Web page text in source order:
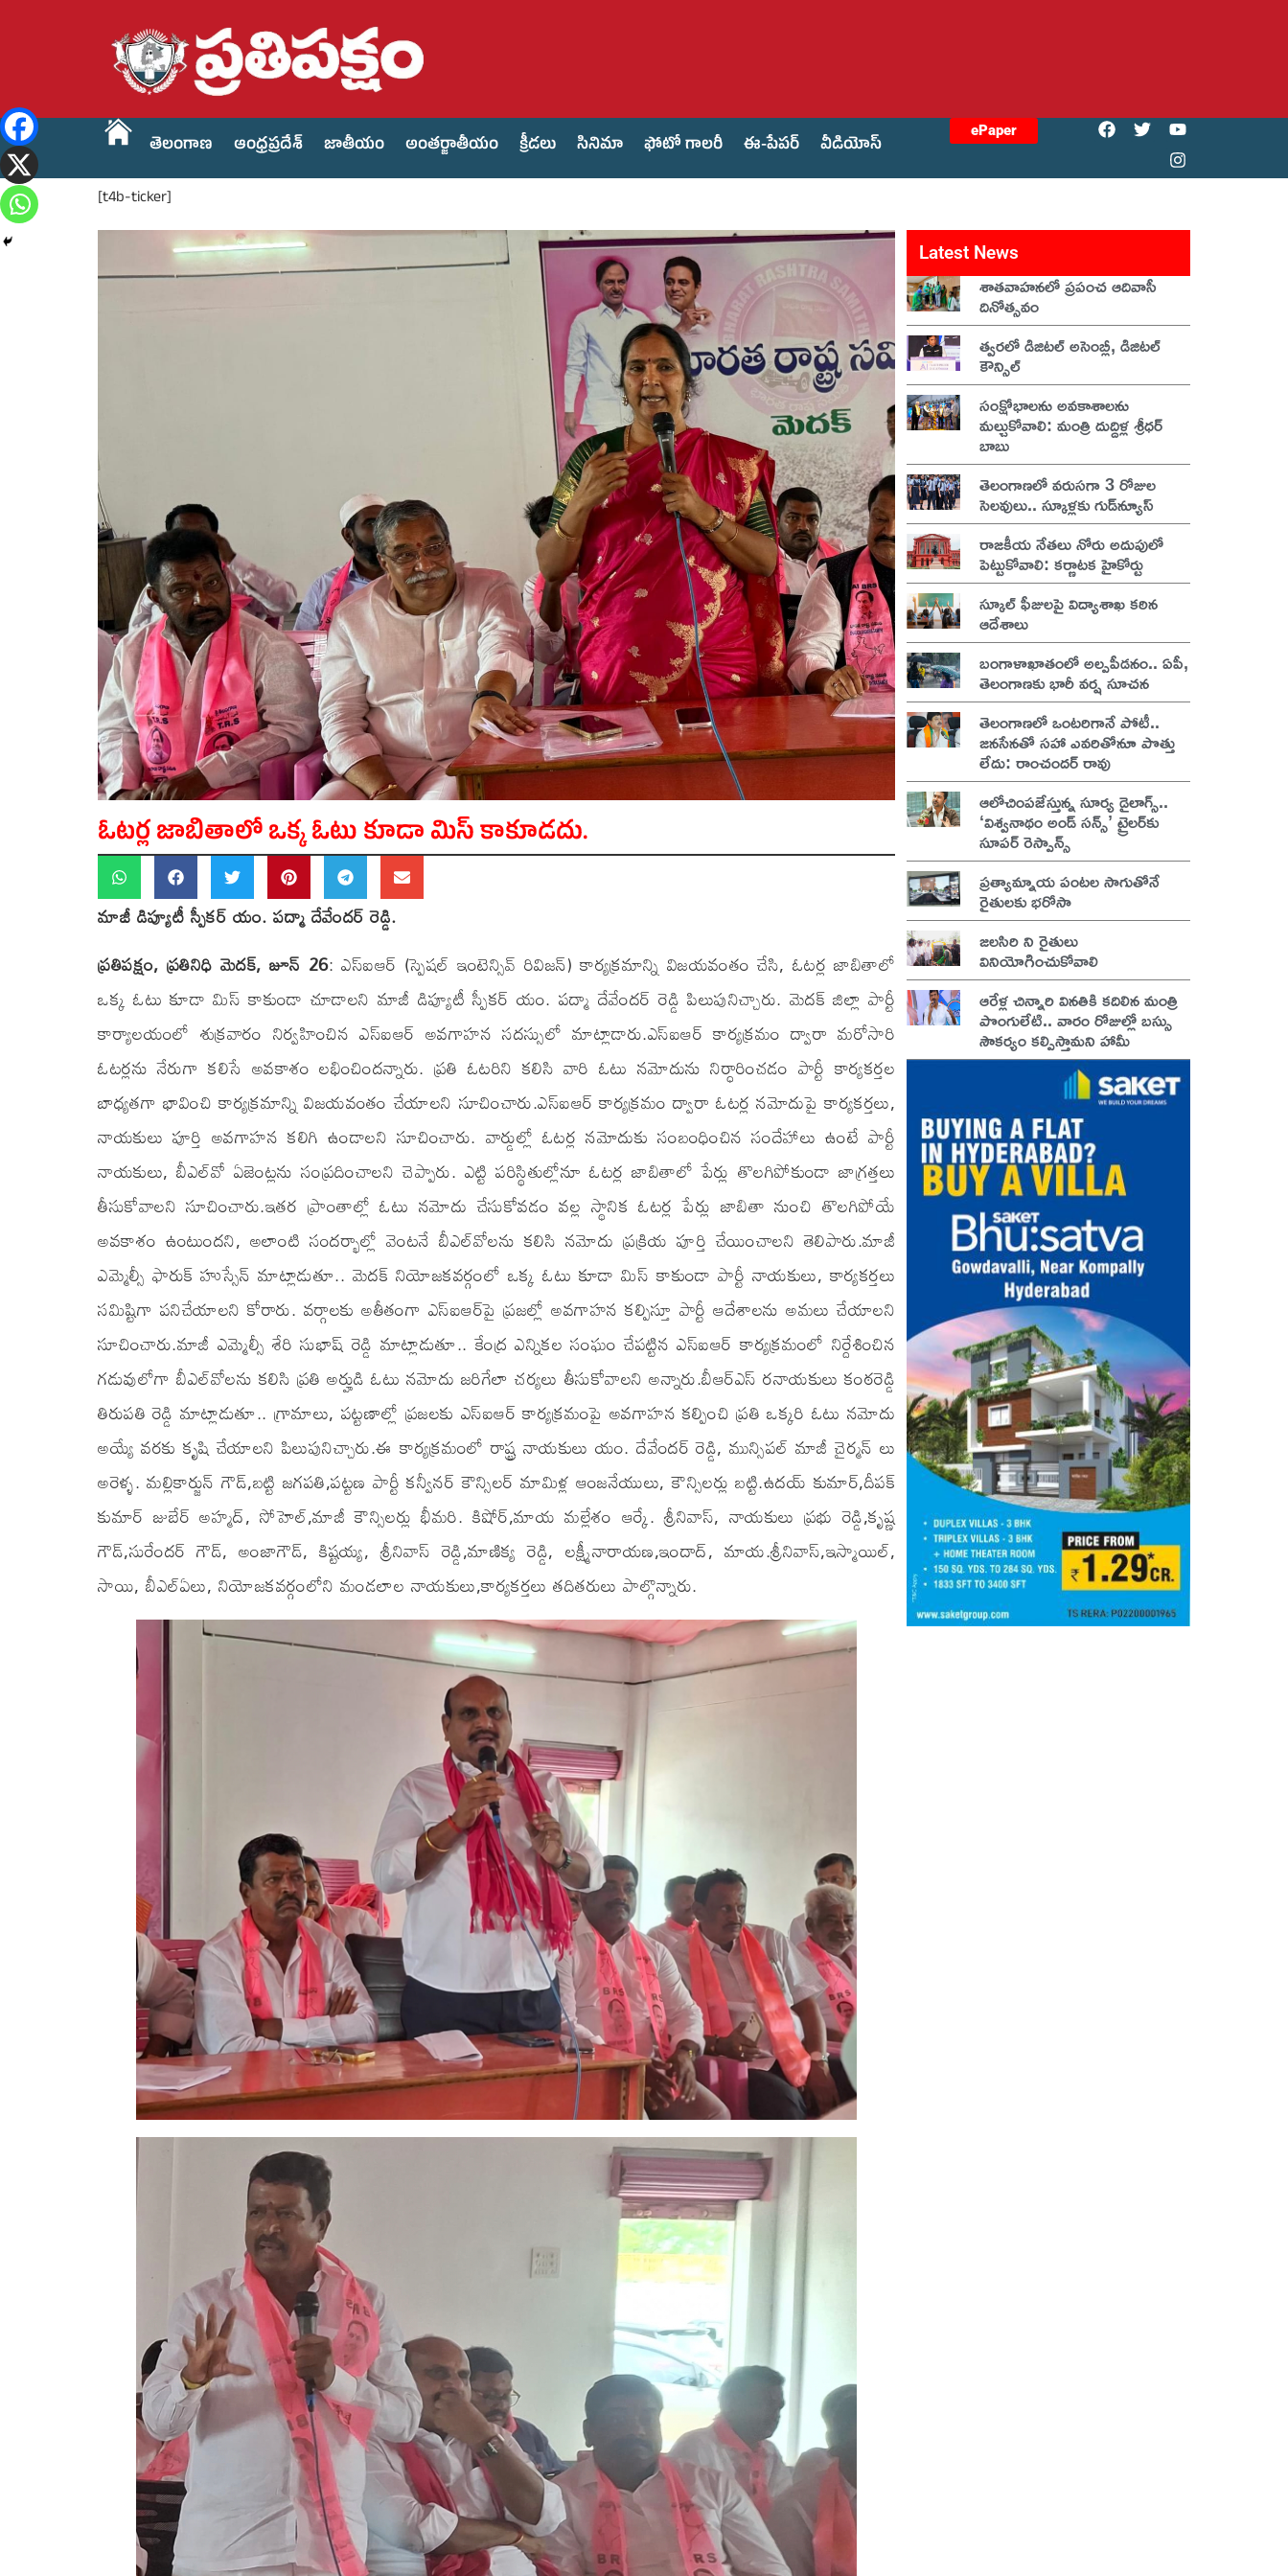
తెలంగాణ ఆంధ్రప్రదేశ్ జాతీయం అంతర్జాతీయం క్రీడలు సినిమా ఫోటో గాలరీ ఈ-పేపర్ వీడియోస్
ePaper
[t4b-ticker]
ఓటర్ల జాబితాలో ఒక్క ఓటు కూడా మిస్ కాకూడదు.
మాజీ డిప్యూటీ స్పీకర్ యం. పద్మా దేవేందర్ రెడ్డి.
ప్రతిపక్షం, ప్రతినిధి మెదక్, జూన్ 26: ఎస్‌ఐఆర్ (స్పెషల్ ఇంటెన్సివ్ రివిజన్) కార్యక్రమాన్ని విజయవంతం చేసి, ఓటర్ల జాబితాలో
ఒక్క ఓటు కూడా మిస్ కాకుండా చూడాలని మాజీ డిప్యూటీ స్పీకర్ యం. పద్మా దేవేందర్ రెడ్డి పిలుపునిచ్చారు. మెదక్ జిల్లా పార్టీ
కార్యాలయంలో శుక్రవారం నిర్వహించిన ఎస్‌ఐఆర్ అవగాహన సదస్సులో మాట్లాడారు.ఎస్‌ఐఆర్ కార్యక్రమం ద్వారా మరోసారి
ఓటర్లను నేరుగా కలిసే అవకాశం లభించిందన్నారు. ప్రతి ఓటరిని కలిసి వారి ఓటు నమోదును నిర్ధారించడం పార్టీ కార్యకర్తల
బాధ్యతగా భావించి కార్యక్రమాన్ని విజయవంతం చేయాలని సూచించారు.ఎస్‌ఐఆర్ కార్యక్రమం ద్వారా ఓటర్ల నమోదుపై కార్యకర్తలు,
నాయకులు పూర్తి అవగాహన కలిగి ఉండాలని సూచించారు. వార్డుల్లో ఓటర్ల నమోదుకు సంబంధించిన సందేహాలు ఉంటే పార్టీ
నాయకులు, బీఎల్‌వో ఏజెంట్లను సంప్రదించాలని చెప్పారు. ఎట్టి పరిస్థితుల్లోనూ ఓటర్ల జాబితాలో పేర్లు తొలగిపోకుండా జాగ్రత్తలు
తీసుకోవాలని సూచించారు.ఇతర ప్రాంతాల్లో ఓటు నమోదు చేసుకోవడం వల్ల స్థానిక ఓటర్ల పేర్లు జాబితా నుంచి తొలగిపోయే
అవకాశం ఉంటుందని, అలాంటి సందర్భాల్లో వెంటనే బీఎల్‌వోలను కలిసి నమోదు ప్రక్రియ పూర్తి చేయించాలని తెలిపారు.మాజీ
ఎమ్మెల్సీ ఫారుక్ హుస్సేన్ మాట్లాడుతూ.. మెదక్ నియోజకవర్గంలో ఒక్క ఓటు కూడా మిస్ కాకుండా పార్టీ నాయకులు, కార్యకర్తలు
సమిష్టిగా పనిచేయాలని కోరారు. వర్గాలకు అతీతంగా ఎస్‌ఐఆర్‌పై ప్రజల్లో అవగాహన కల్పిస్తూ పార్టీ ఆదేశాలను అమలు చేయాలని
సూచించారు.మాజీ ఎమ్మెల్సీ శేరి సుభాష్ రెడ్డి మాట్లాడుతూ.. కేంద్ర ఎన్నికల సంఘం చేపట్టిన ఎస్‌ఐఆర్ కార్యక్రమంలో నిర్దేశించిన
గడువులోగా బీఎల్‌వోలను కలిసి ప్రతి అర్హుడి ఓటు నమోదు జరిగేలా చర్యలు తీసుకోవాలని అన్నారు.బీఆర్ఎస్ రనాయకులు కంఠరెడ్డి
తిరుపతి రెడ్డి మాట్లాడుతూ.. గ్రామాలు, పట్టణాల్లో ప్రజలకు ఎస్‌ఐఆర్ కార్యక్రమంపై అవగాహన కల్పించి ప్రతి ఒక్కరి ఓటు నమోదు
అయ్యే వరకు కృషి చేయాలని పిలుపునిచ్చారు.ఈ కార్యక్రమంలో రాష్ట్ర నాయకులు యం. దేవేందర్ రెడ్డి, మున్సిపల్ మాజీ చైర్మన్ లు
అరెళ్ళ. మల్లికార్జున్ గౌడ్,బట్టి జగపతి,పట్టణ పార్టీ కన్వీనర్ కౌన్సిలర్ మామిళ్ల ఆంజనేయులు, కౌన్సిలర్లు బట్టి.ఉదయ్ కుమార్,దీపక్
కుమార్ జుబేర్ అహ్మద్, సోహెల్,మాజీ కౌన్సిలర్లు భీమరి. కిషోర్,మాయ మల్లేశం ఆర్కే. శ్రీనివాస్, నాయకులు ప్రభు రెడ్డి,కృష్ణ
గౌడ్,సురేందర్ గౌడ్, అంజాగౌడ్, కిష్టయ్య, శ్రీనివాస్ రెడ్డి,మాణిక్య రెడ్డి, లక్ష్మీనారాయణ,ఇందాద్, మాయ.శ్రీనివాస్,ఇస్మాయిల్,
సాయి, బీఎల్‌ఏలు, నియోజకవర్గంలోని మండలాల నాయకులు,కార్యకర్తలు తదితరులు పాల్గొన్నారు.
Latest News
శాతవాహనలో ప్రపంచ ఆదివాసీ
దినోత్సవం
త్వరలో డిజిటల్ అసెంబ్లీ, డిజిటల్
కౌన్సిల్
సంక్షోభాలను అవకాశాలను
మల్చుకోవాలి: మంత్రి దుద్దిళ్ల శ్రీధర్
బాబు
తెలంగాణలో వరుసగా 3 రోజుల
సెలవులు.. స్కూళ్లకు గుడ్‌న్యూస్
రాజకీయ నేతలు నోరు అదుపులో
పెట్టుకోవాలి: కర్ణాటక హైకోర్టు
స్కూల్ ఫీజులపై విద్యాశాఖ కఠిన
ఆదేశాలు
బంగాళాఖాతంలో అల్పపీడనం.. ఏపీ,
తెలంగాణకు భారీ వర్ష సూచన
తెలంగాణలో ఒంటరిగానే పోటీ..
జనసేనతో సహా ఎవరితోనూ పొత్తు
లేదు: రాంచందర్ రావు
ఆలోచింపజేస్తున్న సూర్య డైలాగ్స్..
‘విశ్వనాథం అండ్ సన్స్’ ట్రైలర్‌కు
సూపర్ రెస్పాన్స్
ప్రత్యామ్నాయ పంటల సాగుతోనే
రైతులకు భరోసా
జలసిరి ని రైతులు
వినియోగించుకోవాలి
ఆరేళ్ల చిన్నారి వినతికి కదిలిన మంత్రి
పొంగులేటి.. వారం రోజుల్లో బస్సు
సౌకర్యం కల్పిస్తామని హామీ